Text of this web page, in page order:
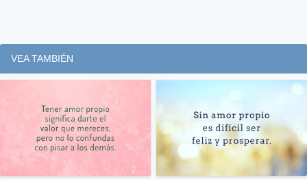
VEA TAMBIÉN